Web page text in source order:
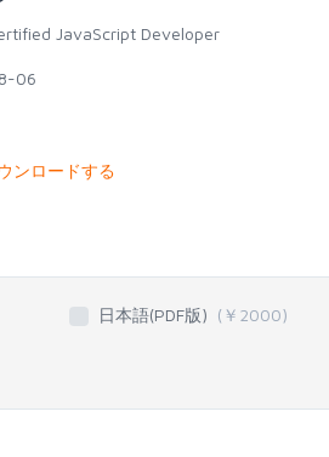
JavaScript Developer
06
ンロードする
日本語(PDF版) (￥ 2000)